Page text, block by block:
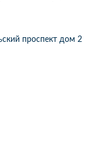
проспект дом 2